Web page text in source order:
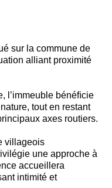
sur la commune de
alliant proximité
l’immeuble bénéﬁcie
tout en restant
axes routiers.
villageois
une approche à
accueillera
intimité et